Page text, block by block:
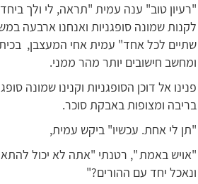
"רעיון טוב" ענה עמית "תראה, לי ולך
לקנות שמונה סופגניות ואנחנו ארבעה
שתיים לכל אחד" עמית אחי המעצבן,
ומחשב חישובים יותר מהר ממני.
פנינו אל דוכן הסופגניות וקנינו שמונה
בריבה ומצופות באבקת סוכר.
"תן לי אחת. עכשיו" ביקש עמית,
"אויש באמת ", רטנתי "אתה לא יכול
ונאכל יחד עם ההורים?"